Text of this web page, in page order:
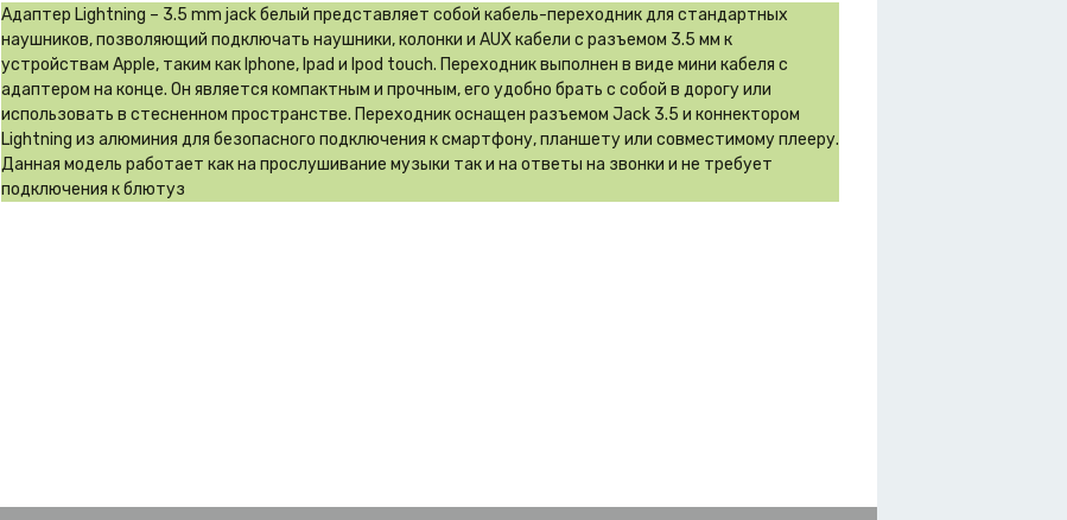
Адаптер Lightning – 3.5 mm jack белый представляет собой кабель-переходник для стандартных
наушников, позволяющий подключать наушники, колонки и AUX кабели с разъемом 3.5 мм к
устройствам Apple, таким как Iphone, Ipad и Ipod touch. Переходник выполнен в виде мини кабеля с
адаптером на конце. Он является компактным и прочным, его удобно брать с собой в дорогу или
использовать в стесненном пространстве. Переходник оснащен разъемом Jack 3.5 и коннектором
Lightning из алюминия для безопасного подключения к смартфону, планшету или совместимому плееру.
Данная модель работает как на прослушивание музыки так и на ответы на звонки и не требует
подключения к блютуз